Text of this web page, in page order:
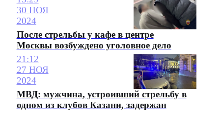
30 НОЯ
2024
После стрельбы у кафе в центре
Москвы возбуждено уголовное дело
21:12
27 НОЯ
2024
МВД: мужчина, устроивший стрельбу в
одном из клубов Казани, задержан